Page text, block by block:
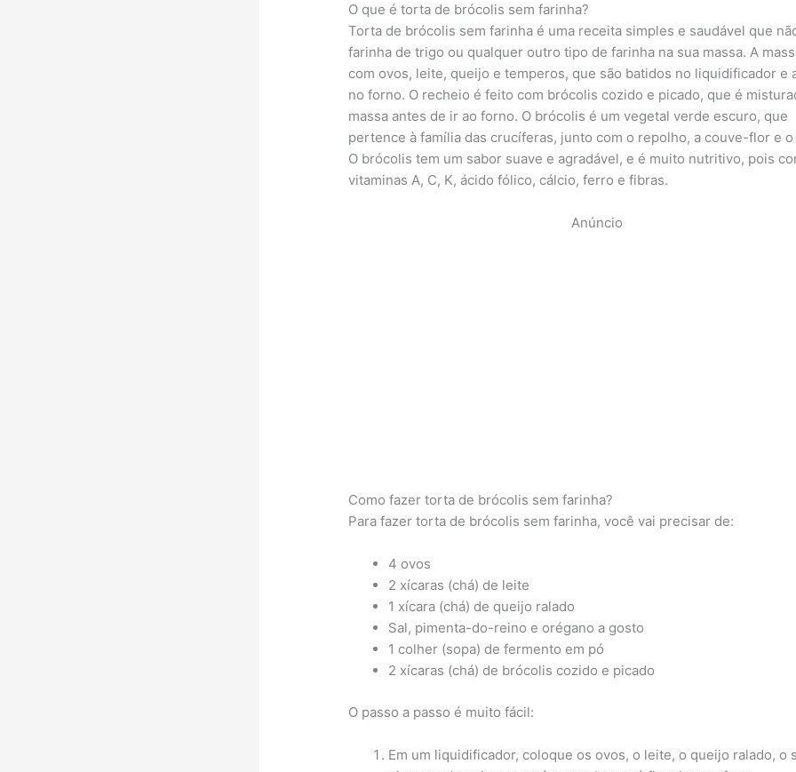
O que é torta de brócolis sem farinha?
Torta de brócolis sem farinha é uma receita simples e saudável que
farinha de trigo ou qualquer outro tipo de farinha na sua massa. A
com ovos, leite, queijo e temperos, que são batidos no liquidificador e
no forno. O recheio é feito com brócolis cozido e picado, que é
massa antes de ir ao forno. O brócolis é um vegetal verde escuro, que
pertence à família das crucíferas, junto com o repolho, a couve-flor e o
O brócolis tem um sabor suave e agradável, e é muito nutritivo, pois
vitaminas A, C, K, ácido fólico, cálcio, ferro e fibras.
Anúncio
Como fazer torta de brócolis sem farinha?
Para fazer torta de brócolis sem farinha, você vai precisar de:
4 ovos
2 xícaras (chá) de leite
1 xícara (chá) de queijo ralado
Sal, pimenta-do-reino e orégano a gosto
1 colher (sopa) de fermento em pó
2 xícaras (chá) de brócolis cozido e picado
O passo a passo é muito fácil:
Em um liquidificador, coloque os ovos, o leite, o queijo ralado, o